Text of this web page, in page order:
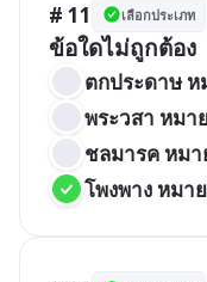
# 11 เลือกประเภท
ข้อใดไม่ถูกต้อง
ตกประดาษ
พระวสา หมา
ชลมารค หมา
โพงพาง หมา